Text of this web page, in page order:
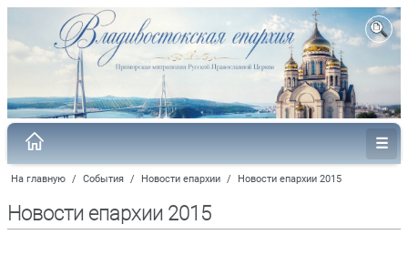
На главную / События / Новости епархии / Новости епархии 2015
Новости епархии 2015